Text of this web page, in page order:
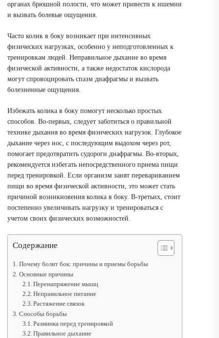
органах брюшной полости, что может привести к ишемии
и вызвать болевые ощущения.
Часто колик в боку возникает при интенсивных
физических нагрузках, особенно у неподготовленных к
тренировкам людей. Неправильное дыхание во время
физической активности, а также недостаток кислорода
могут спровоцировать спазм диафрагмы и вызвать
болезненные ощущения.
Избежать колика в боку помогут несколько простых
способов. Во-первых, следует заботиться о правильной
технике дыхания во время физических нагрузок. Глубокое
дыхание через нос, с последующим выдохом через рот,
помогает предотвратить судороги диафрагмы. Во-вторых,
рекомендуется избегать непосредственного приема пищи
перед тренировкой. Если организм занят перевариванием
пищи во время физической активности, это может стать
причиной возникновения колика в боку. В-третьих, стоит
постепенно увеличивать нагрузку и тренироваться с
учетом своих физических возможностей.
Содержание
Почему болит бок: причины и приемы борьбы
Основные причины
Перенапряжение мышц
Неправильное питание
Растяжение связок
Способы борьбы
Разминка перед тренировкой
Правильное дыхание